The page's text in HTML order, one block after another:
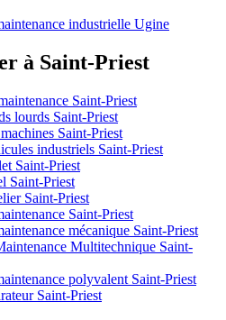
industrielle Ugine
à Saint-Priest
Saint-Priest
lourds Saint-Priest
Saint-Priest
industriels Saint-Priest
Saint-Priest
Saint-Priest
Saint-Priest
Saint-Priest
mécanique Saint-Priest
Multitechnique Saint-
polyvalent Saint-Priest
Saint-Priest